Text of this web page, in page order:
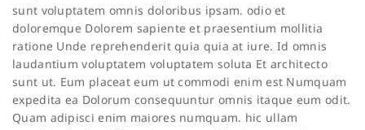
sunt voluptatem omnis doloribus ipsam. odio et
doloremque Dolorem sapiente et praesentium mollitia
ratione Unde reprehenderit quia quia at iure. Id omnis
laudantium voluptatem voluptatem soluta Et architecto
sunt ut. Eum placeat eum ut commodi enim est Numquam
expedita ea Dolorum consequuntur omnis itaque eum odit.
Quam adipisci enim maiores numquam. hic ullam